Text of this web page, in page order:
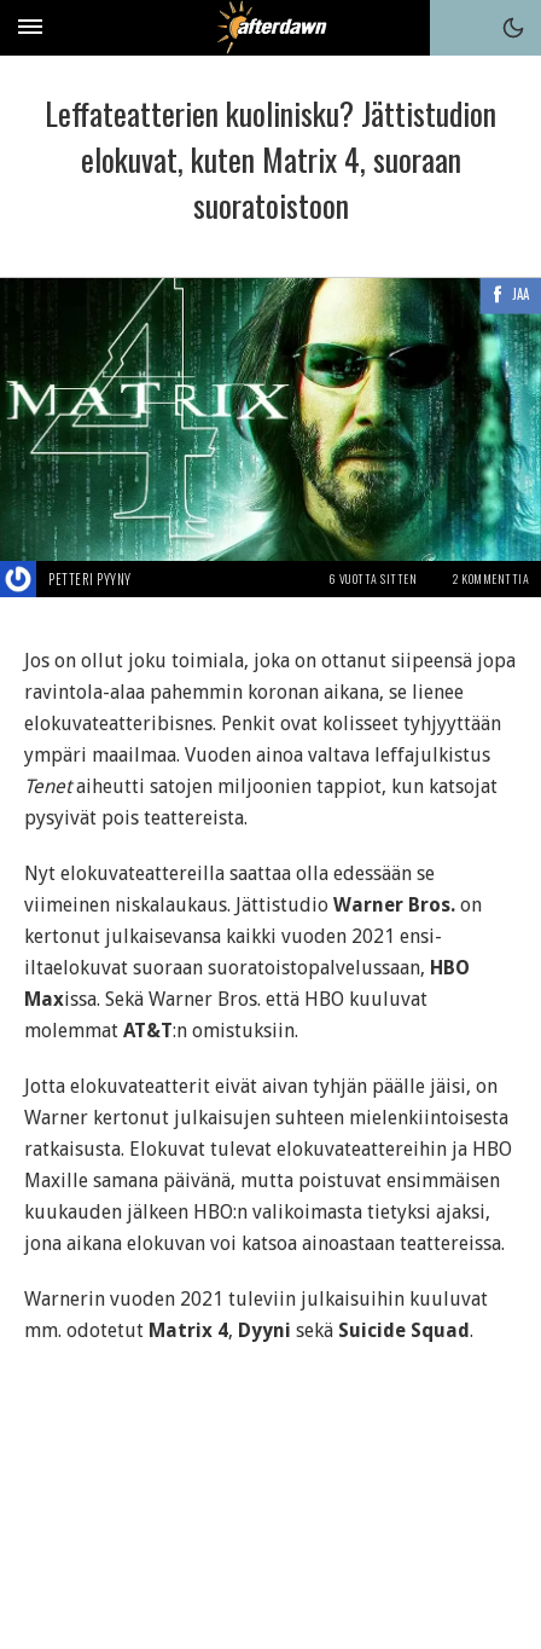
Leffateatterien kuolinisku? Jättistudion
elokuvat, kuten Matrix 4, suoraan
suoratoistoon
JAA
PETTERI PYYNY 6 VUOTTA SITTEN 2 KOMMENTTIA
Jos on ollut joku toimiala, joka on ottanut siipeensä jopa
ravintola-alaa pahemmin koronan aikana, se lienee
elokuvateatteribisnes. Penkit ovat kolisseet tyhjyyttään
ympäri maailmaa. Vuoden ainoa valtava leffajulkistus
Tenetaiheutti satojen miljoonien tappiot, kun katsojat
pysyivät pois teattereista.
Nyt elokuvateattereilla saattaa olla edessään se
viimeinen niskalaukaus. Jättistudio Warner Bros. on
kertonut julkaisevansa kaikki vuoden 2021 ensi-
iltaelokuvat suoraan suoratoistopalvelussaan, HBO
Maxissa. Sekä Warner Bros. että HBO kuuluvat
molemmat AT&T:n omistuksiin.
Jotta elokuvateatterit eivät aivan tyhjän päälle jäisi, on
Warner kertonut julkaisujen suhteen mielenkiintoisesta
ratkaisusta. Elokuvat tulevat elokuvateattereihin ja HBO
Maxille samana päivänä, mutta poistuvat ensimmäisen
kuukauden jälkeen HBO:n valikoimasta tietyksi ajaksi,
jona aikana elokuvan voi katsoa ainoastaan teattereissa.
Warnerin vuoden 2021 tuleviin julkaisuihin kuuluvat
mm. odotetut Matrix 4, Dyyni sekä Suicide Squad.